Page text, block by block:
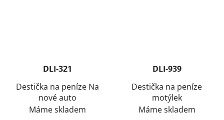
DLI-321
Destička na peníze Na
nové auto
Máme skladem
DLI-939
Destička na peníze
motýlek
Máme skladem